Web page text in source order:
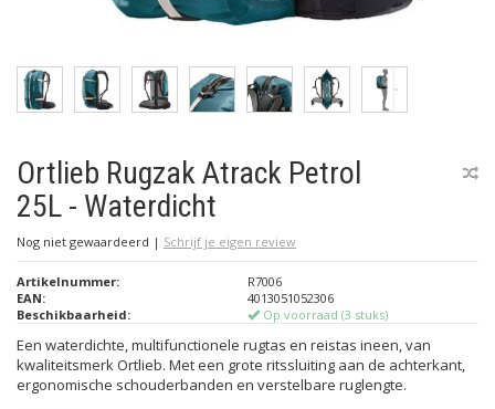
Ortlieb Rugzak Atrack Petrol
25L - Waterdicht
Nog niet gewaardeerd | Schrijf je eigen review
Artikelnummer:
R7006
EAN:
4013051052306
Beschikbaarheid:
Op voorraad (3 stuks)
Een waterdichte, multifunctionele rugtas en reistas ineen, van
kwaliteitsmerk Ortlieb. Met een grote ritssluiting aan de achterkant,
ergonomische schouderbanden en verstelbare ruglengte.